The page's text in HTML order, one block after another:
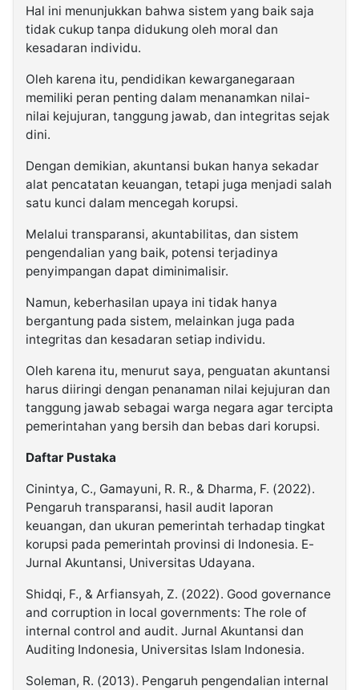
Hal ini menunjukkan bahwa sistem yang baik saja
tidak cukup tanpa didukung oleh moral dan
kesadaran individu.
Oleh karena itu, pendidikan kewarganegaraan
memiliki peran penting dalam menanamkan nilai-
nilai kejujuran, tanggung jawab, dan integritas sejak
dini.
Dengan demikian, akuntansi bukan hanya sekadar
alat pencatatan keuangan, tetapi juga menjadi salah
satu kunci dalam mencegah korupsi.
Melalui transparansi, akuntabilitas, dan sistem
pengendalian yang baik, potensi terjadinya
penyimpangan dapat diminimalisir.
Namun, keberhasilan upaya ini tidak hanya
bergantung pada sistem, melainkan juga pada
integritas dan kesadaran setiap individu.
Oleh karena itu, menurut saya, penguatan akuntansi
harus diiringi dengan penanaman nilai kejujuran dan
tanggung jawab sebagai warga negara agar tercipta
pemerintahan yang bersih dan bebas dari korupsi.
Daftar Pustaka
Cinintya, C., Gamayuni, R. R., & Dharma, F. (2022).
Pengaruh transparansi, hasil audit laporan
keuangan, dan ukuran pemerintah terhadap tingkat
korupsi pada pemerintah provinsi di Indonesia. E-
Jurnal Akuntansi, Universitas Udayana.
Shidqi, F., & Arfiansyah, Z. (2022). Good governance
and corruption in local governments: The role of
internal control and audit. Jurnal Akuntansi dan
Auditing Indonesia, Universitas Islam Indonesia.
Soleman, R. (2013). Pengaruh pengendalian internal